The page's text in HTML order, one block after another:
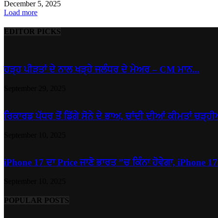
December 5, 2025
Load more
EDITOR PICKS
ਹੜ੍ਹ ਪੀੜਤਾਂ ਦੇ ਨਾਲ ਖੜ੍ਹੇ ਜਲੰਧਰ ਦੇ ਮੇਅਰ – CM ਮਾਨ...
ਰਿਕਾਰਡ ਪੱਧਰ ਤੋਂ ਡਿੱਗੇ ਸੋਨੇ ਦੇ ਭਾਅ, ਚਾਂਦੀ ਦੀਆਂ ਕੀਮਤਾਂ
iPhone 17 ਦਾ Price ਜਾਣੋ ਭਾਰਤ ”ਚ ਕਿੰਨਾ ਹੋਵੇਗਾ, iPhone
POPULAR POSTS